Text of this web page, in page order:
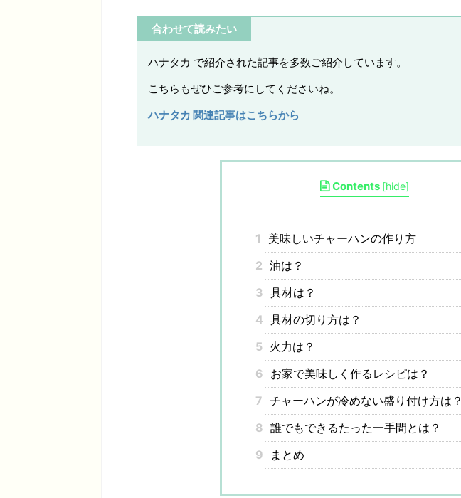
合わせて読みたい
ハナタカ で紹介された記事を多数ご紹介しています。
こちらもぜひご参考にしてくださいね。
ハナタカ 関連記事はこちらから
Contents [hide]
1
美味しいチャーハンの作り方
2 油は？
3 具材は？
4 具材の切り方は？
5 火力は？
6 お家で美味しく作るレシピは？
7 チャーハンが冷めない盛り付け方は？
8 誰でもできるたった一手間とは？
9
まとめ